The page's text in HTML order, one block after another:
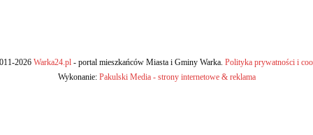
2026 Warka24.pl - portal mieszkańców Miasta i Gminy Warka. Polityka prywatności i
Wykonanie: Pakulski Media - strony internetowe & reklama